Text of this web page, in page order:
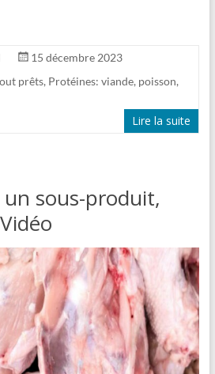
15 décembre 2023
prêts, Protéines: viande, poisson,
Lire la suite
un sous-produit,